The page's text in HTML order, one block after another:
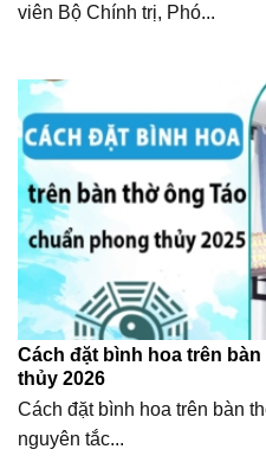
viên Bộ Chính trị, Phó...
Cách đặt bình hoa trên
thủy 2026
Cách đặt bình hoa trên bàn
nguyên tắc...